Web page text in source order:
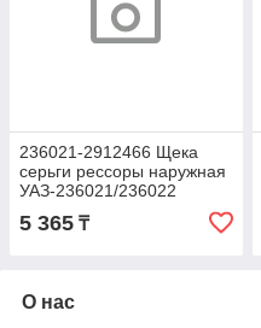
236021-2912466 Щека
серьги рессоры наружная
УАЗ-236021/236022
5 365 ₸
О нас